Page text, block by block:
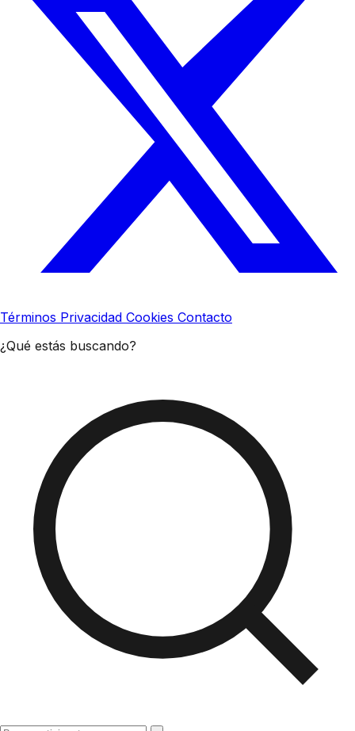
Términos Privacidad Cookies Contacto
¿Qué estás buscando?